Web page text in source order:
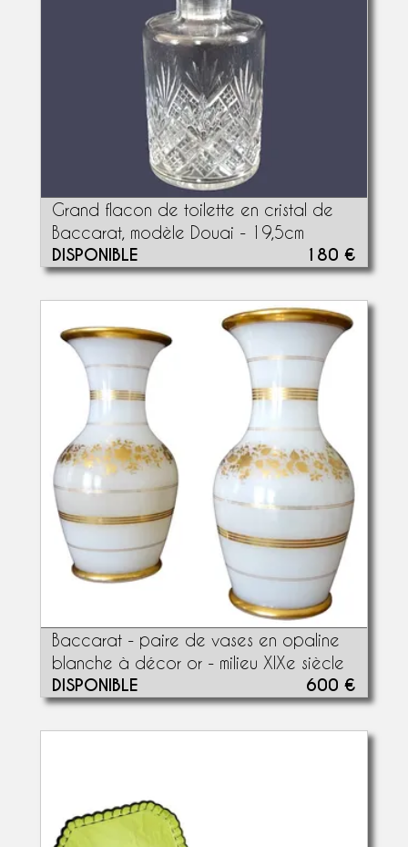
Grand flacon de toilette en cristal de
Baccarat, modèle Douai - 19,5cm
DISPONIBLE 180 €
Baccarat - paire de vases en opaline
blanche à décor or - milieu XIXe siècle
DISPONIBLE 600 €